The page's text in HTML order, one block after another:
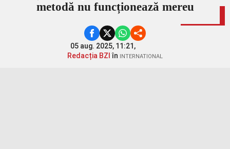
metodă nu funcționează mereu
05 aug. 2025, 11:21,
Redacția BZI în INTERNATIONAL